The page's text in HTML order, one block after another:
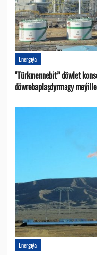
Energiýa
“Türkmennebit” döwlet
döwrebaplaşdyrmagy
Energiýa